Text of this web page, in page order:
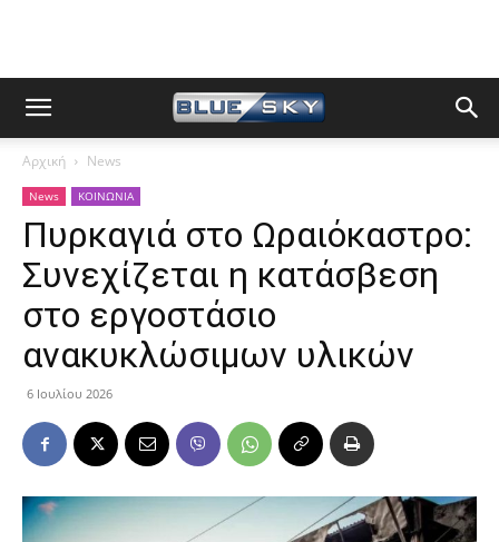
Αρχική News
News ΚΟΙΝΩΝΙΑ
Πυρκαγιά στο Ωραιόκαστρο:
Συνεχίζεται η κατάσβεση
στο εργοστάσιο
ανακυκλώσιμων υλικών
6 Ιουλίου 2026